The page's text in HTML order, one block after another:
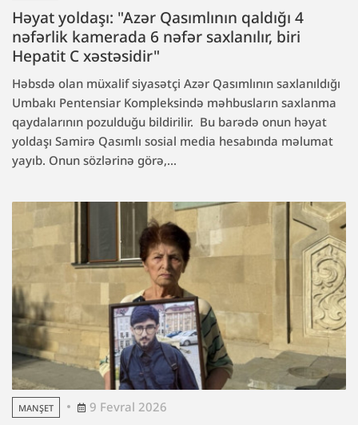
Həyat yoldaşı: "Azər Qasımlının qaldığı 4
nəfərlik kamerada 6 nəfər saxlanılır, biri
Hepatit C xəstəsidir"
Həbsdə olan müxalif siyasətçi Azər Qasımlının saxlanıldığı
Umbakı Pentensiar Kompleksində məhbusların saxlanma
qaydalarının pozulduğu bildirilir. Bu barədə onun həyat
yoldaşı Samirə Qasımlı sosial media hesabında məlumat
yayıb. Onun sözlərinə görə,...
MANŞET 9 Fevral 2026